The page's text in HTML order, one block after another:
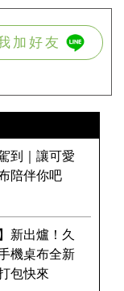
加好友
到｜讓可愛
陪伴你吧
新出爐！久
機桌布全新
包快來